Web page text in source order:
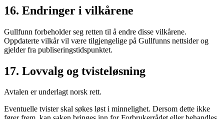
16. Endringer i vilkårene
Gullfunn forbeholder seg retten til å endre disse vilkårene.
Oppdaterte vilkår vil være tilgjengelige på Gullfunns nettsider og
gjelder fra publiseringstidspunktet.
17. Lovvalg og tvisteløsning
Avtalen er underlagt norsk rett.
Eventuelle tvister skal søkes løst i minnelighet. Dersom dette ikke